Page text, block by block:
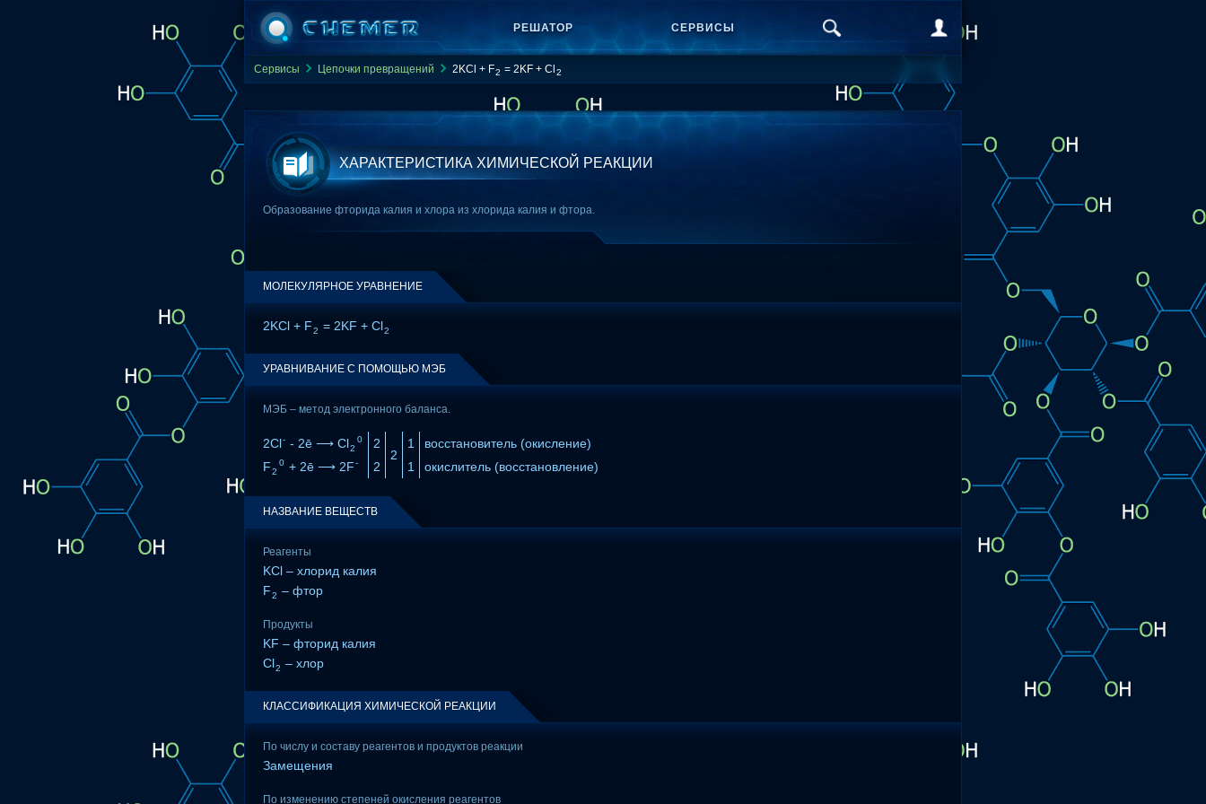
РЕШАТОР СЕРВИСЫ
Сервисы Цепочки превращений 2KCl + F2 = 2KF + Cl 2
ХАРАКТЕРИСТИКА ХИМИЧЕСКОЙ РЕАКЦИИ
Образование фторида калия и хлора из хлорида калия и фтора.
МОЛЕКУЛЯРНОЕ УРАВНЕНИЕ
2KCl + F2 = 2KF + Cl2
УРАВНИВАНИЕ С ПОМОЩЬЮ МЭБ
МЭБ – метод электронного баланса.
2Cl- - 2ē ⟶ Cl2
0
2
2
1
восстановитель (окисление)
F2
0 + 2ē ⟶ 2F- 2 1 окислитель (восстановление)
НАЗВАНИЕ ВЕЩЕСТВ
Реагенты
KCl – хлорид калия
F2 – фтор
Продукты
KF – фторид калия
Cl2 – хлор
КЛАССИФИКАЦИЯ ХИМИЧЕСКОЙ РЕАКЦИИ
По числу и составу реагентов и продуктов реакции
Замещения
По изменению степеней окисления реагентов